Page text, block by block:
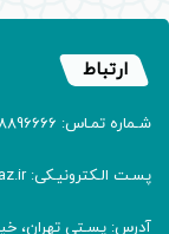
ارتباط
شـماره تمـاس: 02188896666 نمابر: 02188905150
پسـت الـکترونیـکی: info[at]namaz.ir